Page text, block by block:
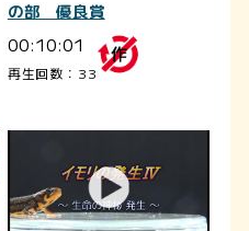
の部 優良賞
00:10:01
再生回数：33